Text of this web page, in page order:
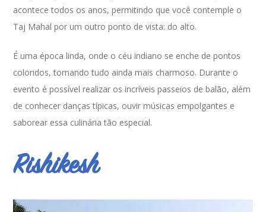
acontece todos os anos, permitindo que você contemple o
Taj Mahal por um outro ponto de vista: do alto.
É uma época linda, onde o céu indiano se enche de pontos
coloridos, tornando tudo ainda mais charmoso. Durante o
evento é possível realizar os incríveis passeios de balão, além
de conhecer danças típicas, ouvir músicas empolgantes e
saborear essa culinária tão especial.
Rishikesh